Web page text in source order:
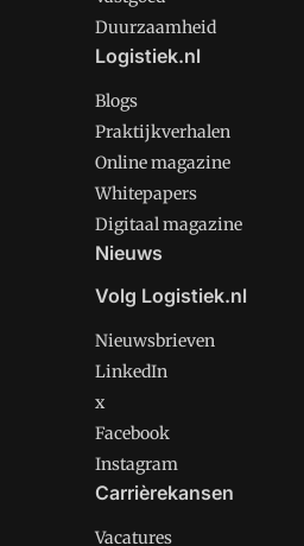
Duurzaamheid
Logistiek.nl
Blogs
Praktijkverhalen
Online magazine
Whitepapers
Digitaal magazine
Nieuws
Volg Logistiek.nl
Nieuwsbrieven
LinkedIn
x
Facebook
Instagram
Carrièrekansen
Vacatures